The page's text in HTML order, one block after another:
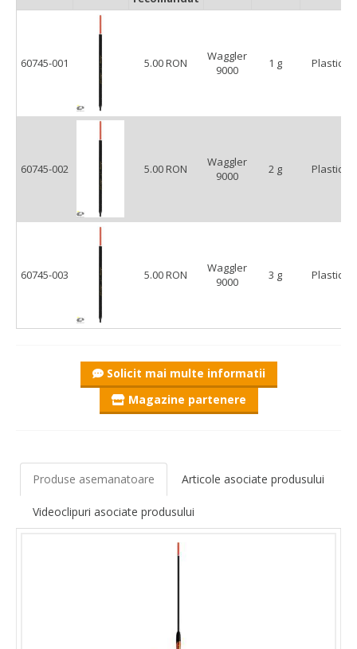
60745-001 5.00 RON
Waggler
9000
1 g Plastic
60745-002 5.00 RON
Waggler
9000
2 g Plastic
60745-003 5.00 RON
Waggler
9000
3 g Plastic
Solicit mai multe informatii
Magazine partenere
Produse asemanatoare Articole asociate produsului
Videoclipuri asociate produsului